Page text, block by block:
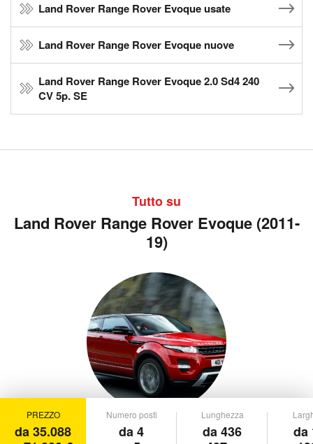
Land Rover Range Rover Evoque usate
Land Rover Range Rover Evoque nuove
Land Rover Range Rover Evoque 2.0 Sd4 240
CV 5p. SE
Tutto su
Land Rover Range Rover Evoque (2011-
19)
PREZZO
da 35.088
Numero posti
da 4
Lunghezza
da 436
da